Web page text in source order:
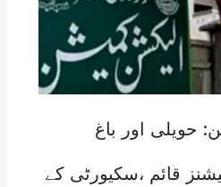
حویلی اور باغ
اسٹیشنز قائم ،سکیورٹی کے